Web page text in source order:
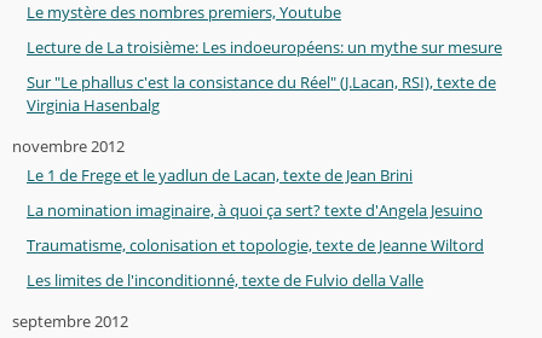
Le mystère des nombres premiers, Youtube
Lecture de La troisième: Les indoeuropéens: un mythe sur mesure
Sur "Le phallus c'est la consistance du Réel" (J.Lacan, RSI), texte de
Virginia Hasenbalg
novembre 2012
Le 1 de Frege et le yadlun de Lacan, texte de Jean Brini
La nomination imaginaire, à quoi ça sert? texte d'Angela Jesuino
Traumatisme, colonisation et topologie, texte de Jeanne Wiltord
Les limites de l'inconditionné, texte de Fulvio della Valle
septembre 2012